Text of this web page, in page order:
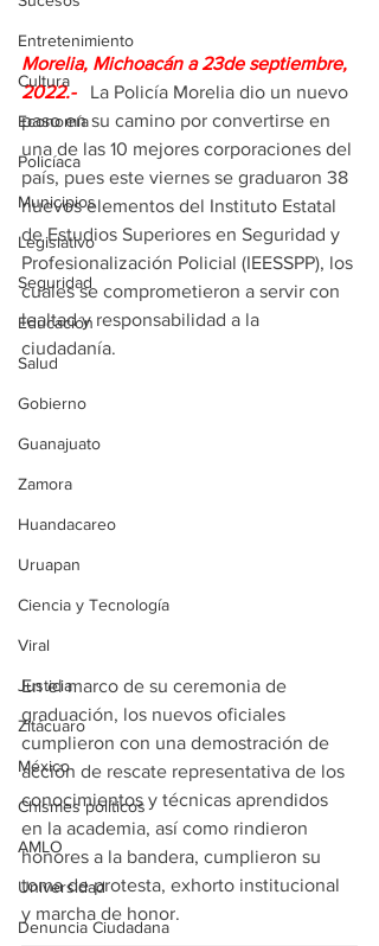
Entretenimiento
Cultura
Economía
Policíaca
Municipios
Legislativo
Seguridad
Educación
Salud
Gobierno
Guanajuato
Zamora
Huandacareo
Uruapan
Ciencia y Tecnología
Viral
Justicia
Zitácuaro
México
Chismes políticos
AMLO
Universidad
Denuncia Ciudadana
Morelia, Michoacán a 23de septiembre,
2022.-
  La Policía Morelia dio un nuevo
paso en su camino por convertirse en
una de las 10 mejores corporaciones del
país, pues este viernes se graduaron 38
nuevos elementos del Instituto Estatal
de Estudios Superiores en Seguridad y
Profesionalización Policial (IEESSPP), los
cuales se comprometieron a servir con
lealtad y responsabilidad a la
ciudadanía.
En el marco de su ceremonia de
graduación, los nuevos oficiales
cumplieron con una demostración de
acción de rescate representativa de los
conocimientos y técnicas aprendidos
en la academia, así como rindieron
honores a la bandera, cumplieron su
toma de protesta, exhorto institucional
y marcha de honor.